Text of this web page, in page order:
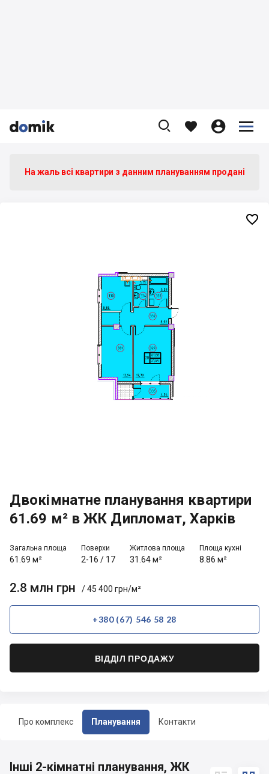


    


Про комплекс Планування Контакти
На жаль всі квартири з данним плануванням продані
Двокімнатне планування квартири
61.69 м² в ЖК Дипломат, Харків
Загальна площа
61.69 м²
Поверхи
2-16 / 17
Житлова площа
31.64 м²
Площа кухні
8.86 м²
2.8 млн грн / 45 400 грн/м²
+380 (67) 546 58 28
ВІДДІЛ ПРОДАЖУ

Інші 2-кімнатні планування, ЖК